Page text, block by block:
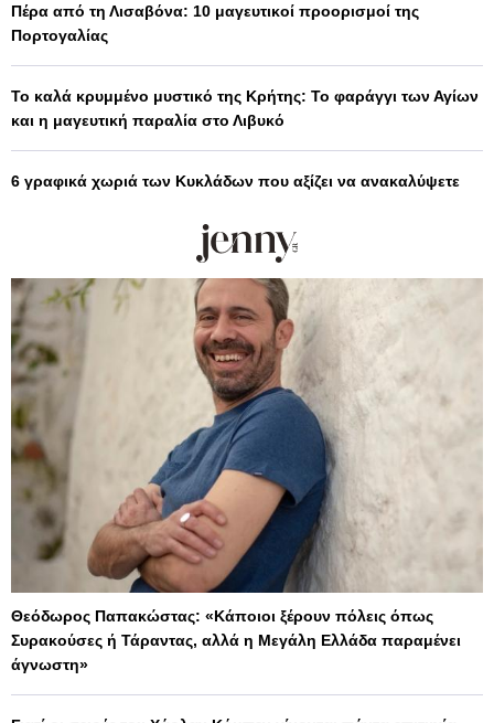
Πέρα από τη Λισαβόνα: 10 μαγευτικοί προορισμοί της
Πορτογαλίας
Το καλά κρυμμένο μυστικό της Κρήτης: Το φαράγγι των Αγίων
και η μαγευτική παραλία στο Λιβυκό
6 γραφικά χωριά των Κυκλάδων που αξίζει να ανακαλύψετε
Θεόδωρος Παπακώστας: «Κάποιοι ξέρουν πόλεις όπως
Συρακούσες ή Τάραντας, αλλά η Μεγάλη Ελλάδα παραμένει
άγνωστη»